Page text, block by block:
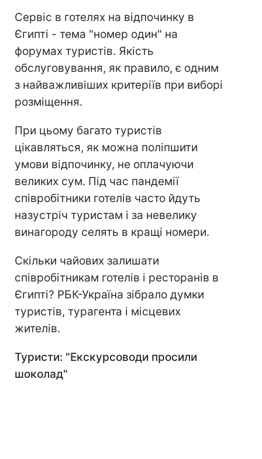
Сервіс в готелях на відпочинку в
Єгипті - тема "номер один" на
форумах туристів. Якість
обслуговування, як правило, є одним
з найважливіших критеріїв при виборі
розміщення.
При цьому багато туристів
цікавляться, як можна поліпшити
умови відпочинку, не оплачуючи
великих сум. Під час пандемії
співробітники готелів часто йдуть
назустріч туристам і за невелику
винагороду селять в кращі номери.
Скільки чайових залишати
співробітникам готелів і ресторанів в
Єгипті? РБК-Україна зібрало думки
туристів, турагента і місцевих
жителів.
Туристи: "Екскурсоводи просили
шоколад"